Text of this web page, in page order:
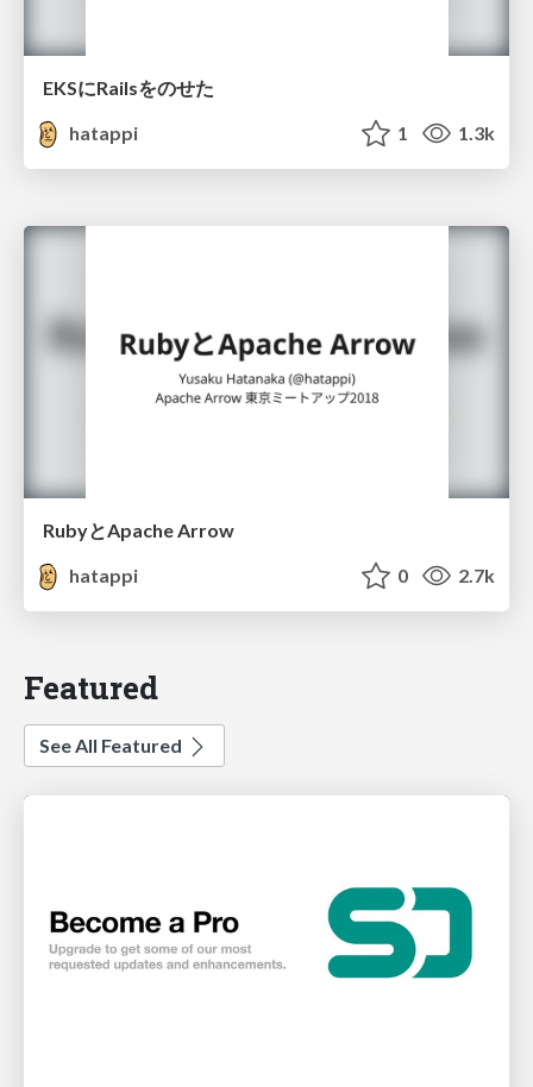
EKSにRailsをのせた
hatappi
1 1.3k
RubyとApache Arrow
hatappi
0 2.7k
Featured
See All Featured